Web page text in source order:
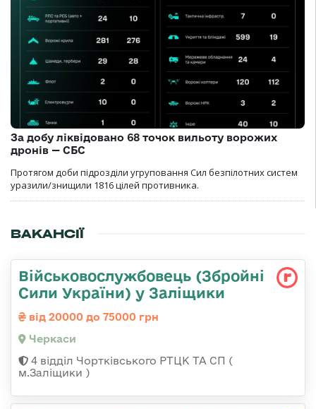
За добу ліквідовано 68 точок вильоту ворожих
дронів — СБС
Протягом доби підрозділи угруповання Сил безпілотних систем
уразили/знищили 1816 цілей противника.
ВАКАНСІЇ
Військовослужбовець (Збройні
Сили України) у Заліщики
від 20000 до 75000 грн
Черкаси
4 відділ Чортківського РТЦК ТА СП (
м.Заліщики )